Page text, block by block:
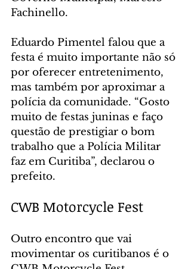
Fachinello.
Eduardo Pimentel falou que a
festa é muito importante não só
por oferecer entretenimento,
mas também por aproximar a
polícia da comunidade. “Gosto
muito de festas juninas e faço
questão de prestigiar o bom
trabalho que a Polícia Militar
faz em Curitiba”, declarou o
prefeito.
CWB Motorcycle Fest
Outro encontro que vai
movimentar os curitibanos é o